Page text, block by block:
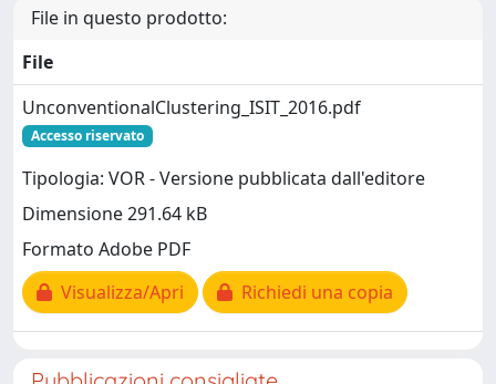
File in questo prodotto:
File
UnconventionalClustering_ISIT_2016.pdf
Accesso riservato
Tipologia: VOR - Versione pubblicata dall'editore
Dimensione 291.64 kB
Formato Adobe PDF
Visualizza/Apri
Richiedi una copia